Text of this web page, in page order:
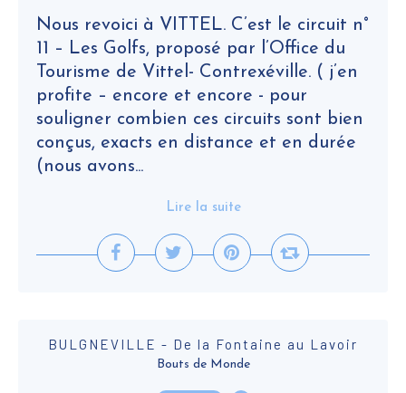
Nous revoici à VITTEL. C’est le circuit n°
11 – Les Golfs, proposé par l’Office du
Tourisme de Vittel- Contrexéville. ( j’en
profite – encore et encore - pour
souligner combien ces circuits sont bien
conçus, exacts en distance et en durée
(nous avons...
Lire la suite
BULGNEVILLE - De la Fontaine au Lavoir
Bouts de Monde